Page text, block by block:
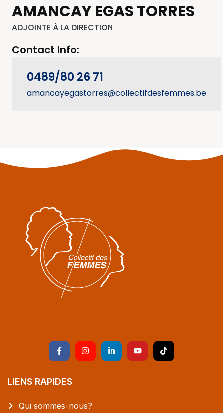
AMANCAY EGAS TORRES
ADJOINTE À LA DIRECTION
Contact Info:
0489/80 26 71
amancayegastorres@collectifdesfemmes.be
LIENS RAPIDES
Qui sommes-nous?